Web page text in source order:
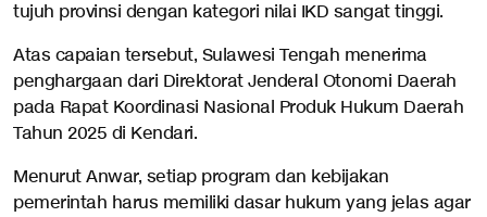
tujuh provinsi dengan kategori nilai IKD sangat tinggi.
Atas capaian tersebut, Sulawesi Tengah menerima
penghargaan dari Direktorat Jenderal Otonomi Daerah
pada Rapat Koordinasi Nasional Produk Hukum Daerah
Tahun 2025 di Kendari.
Menurut Anwar, setiap program dan kebijakan
pemerintah harus memiliki dasar hukum yang jelas agar